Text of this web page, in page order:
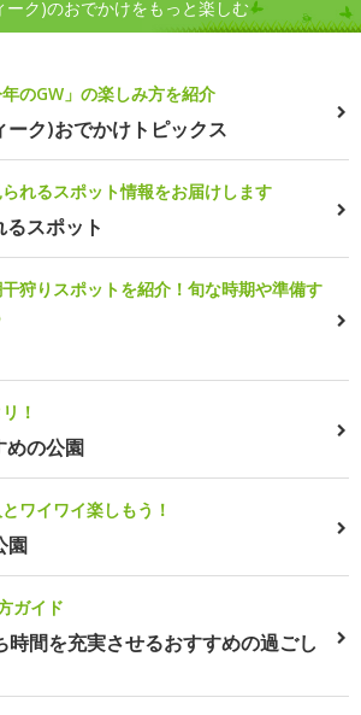
ーク)のおでかけをもっと楽しむ
のGW」の楽しみ方を紹介
ーク)おでかけトピックス
れるスポット情報をお届けします
スポット
狩りスポットを紹介！旬な時期や準備す
！
めの公園
ワイワイ楽しもう！
園
ガイド
時間を充実させるおすすめの過ごし